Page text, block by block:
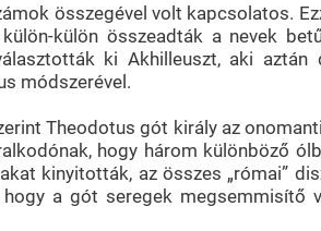
összegével volt kapcsolatos.
külön összeadták a nevek
ki Akhilleuszt, aki
módszerével.
Theodotus gót király az
hogy három különböző
kinyitották, az összes „római”
a gót seregek